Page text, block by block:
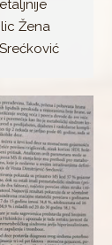
Žena